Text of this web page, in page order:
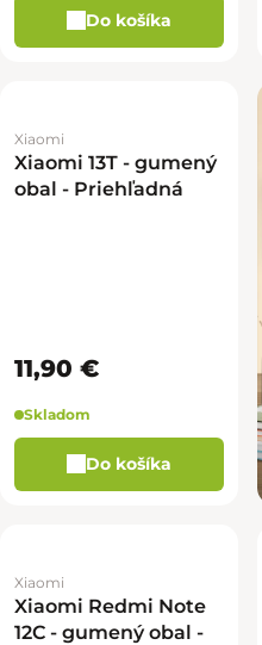
Do košíka
Xiaomi
Xiaomi 13T - gumený
obal - Priehľadná
11,90 €
Skladom
Do košíka
Xiaomi
Xiaomi Redmi Note
12C - gumený obal -